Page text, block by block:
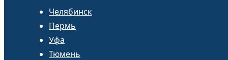
Челябинск
Пермь
Уфа
Тюмень